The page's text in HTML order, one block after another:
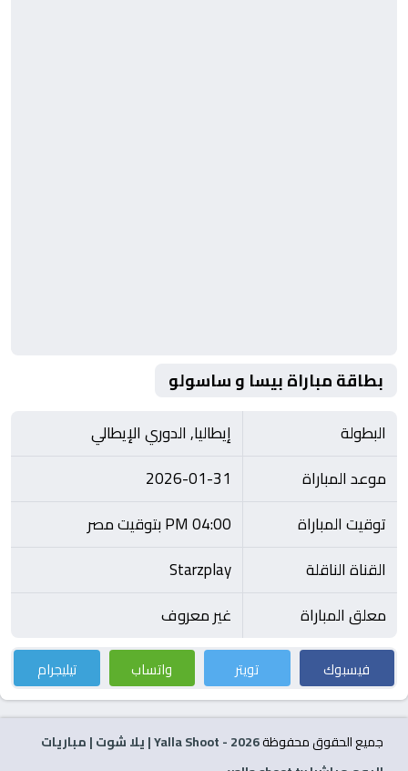
بطاقة مباراة بيسا و ساسولو
البطولة
إيطاليا, الدوري الإيطالي
موعد المباراة
2026-01-31
توقيت المباراة
04:00 PM بتوقيت مصر
القناة الناقلة
Starzplay
معلق المباراة
غير معروف
فيسبوك تويتر واتساب تيليجرام
جميع الحقوق محفوظة2026
- Yalla Shoot | يلا شوت | مباريات